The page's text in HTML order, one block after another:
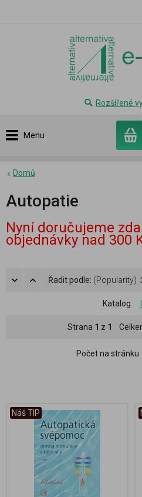
Menu
Rozšířené
Domů
Autopatie
Nyní doručujeme
objednávky nad 300
Řadit podle: (Popularity)
Katalog
Strana 1 z 1
Počet na stránku
Náš TIP